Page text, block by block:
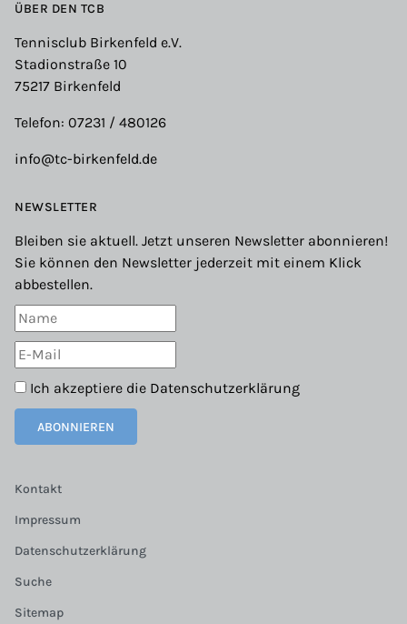
ÜBER DEN TCB
Tennisclub Birkenfeld e.V.
Stadionstraße 10
75217 Birkenfeld
Telefon: 07231 / 480126
info@tc-birkenfeld.de
NEWSLETTER
Bleiben sie aktuell. Jetzt unseren Newsletter abonnieren!
Sie können den Newsletter jederzeit mit einem Klick
abbestellen.
Ich akzeptiere die Datenschutzerklärung
ABONNIEREN
Kontakt
Impressum
Datenschutzerklärung
Suche
Sitemap